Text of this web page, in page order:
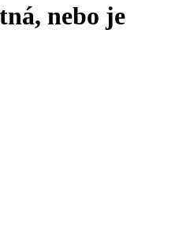
nebo je